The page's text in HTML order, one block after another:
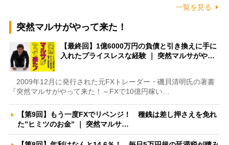
一覧を見る
突然マルサがやって来た！
【最終回】1億6000万円の負債と引き換えに手に
入れたプライスレスな経験 ｜ 突然マルサがや…
2009年12月に発行された元FXトレーダー・磯貝清明氏の著書
『突然マルサがやって来た！～FXで10億円稼い…
【第9回】もう一度FXでリベンジ！ 種銭は差し押さえを免れ
た”ヒミツのお金” ｜ 突然マルサ…